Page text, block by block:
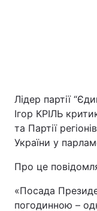
Лідер партії
Ігор КРІЛЬ
та Партії
України у
Про це
«Посада
погодинною –